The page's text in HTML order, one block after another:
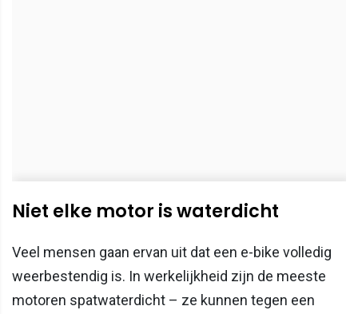
Niet elke motor is waterdicht
Veel mensen gaan ervan uit dat een e-bike volledig
weerbestendig is. In werkelijkheid zijn de meeste
motoren spatwaterdicht – ze kunnen tegen een